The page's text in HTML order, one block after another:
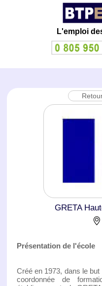
L'emploi
GRETA
Présentation de l'école
Créé en 1973, dans le
coordonnée de